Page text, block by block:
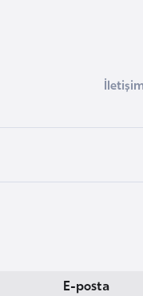
E-posta